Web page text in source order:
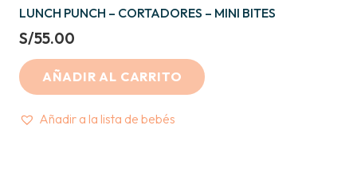
LUNCH PUNCH – CORTADORES – MINI BITES
S/55.00
AÑADIR AL CARRITO
Añadir a la lista de bebés